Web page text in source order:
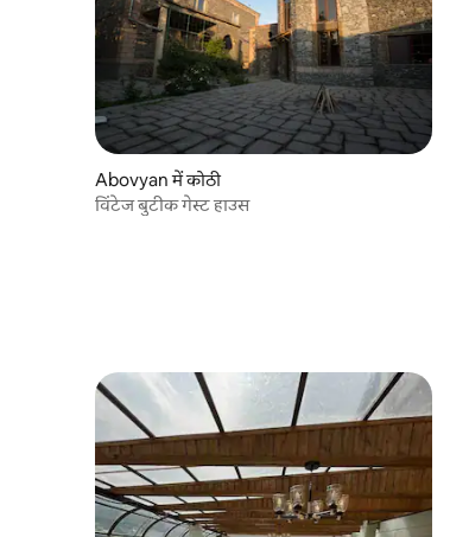
Abovyan में कोठी
विंटेज बुटीक गेस्ट हाउस